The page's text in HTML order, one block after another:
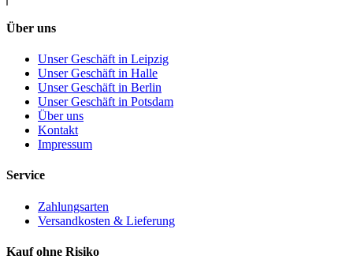
Über uns
Unser Geschäft in Leipzig
Unser Geschäft in Halle
Unser Geschäft in Berlin
Unser Geschäft in Potsdam
Über uns
Kontakt
Impressum
Service
Zahlungsarten
Versandkosten & Lieferung
Kauf ohne Risiko